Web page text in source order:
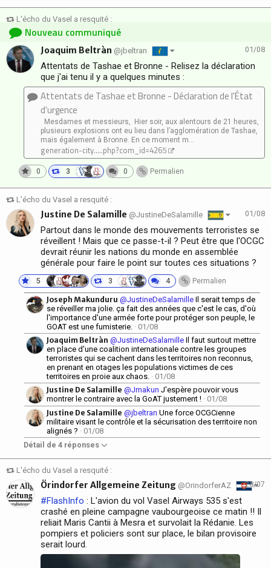
L'écho du Vasel a resquité :
Nouveau communiqué
01/08
Joaquim Beltràn @jbeltran
Attentats de Tashae et Bronne - Relisez la déclaration
que j'ai tenu il y a quelques minutes :
Attentats de Tashae et Bronne - Déclaration de l'État
d'urgence
Mesdames et messieurs, Hier soir, aux alentours de 21 heures,
plusieurs explosions ont eu lieu dans l’agglomération de Tashae,
mais également à Bronne. En ce moment m...
generation-city.....php?com_id=4265
0 3 0 Permalien
L'écho du Vasel a resquité :
01/08
Justine De Salamille @JustineDeSalamille
Partout dans le monde des mouvements terroristes se
réveillent ! Mais que ce passe-t-il ? Peut être que l'OCGC
devrait réunir les nations du monde en assemblée
générale pour faire le point sur toutes ces situations ?
5 3 4 Permalien
Joseph Makunduru @JustineDeSalamille Il serait temps de
se réveiller ma jolie. ça fait des années que c'est le cas, d'où
l'importance d'une armée forte pour protéger son peuple, le
GOAT est une fumisterie. · 01/08
Joaquim Beltràn @JustineDeSalamille Il faut surtout mettre
en place d'une coalition internationale contre les groupes
terroristes qui se cachent dans les territoires non reconnus,
en prenant en otages les populations victimes de ces
territoires en proie aux chaos. · 01/08
Justine De Salamille @Jmakun J'espère pouvoir vous
montrer le contraire avec la GoAT justement ! · 01/08
Justine De Salamille @jbeltran Une force OCGCienne
militaire visant le contrôle et la sécurisation des territoire non
alignés ? · 01/08
Détail de 4 réponses
L'écho du Vasel a resquité :
28/07
Örindorfer Allgemeine Zeitung @OrindorferAZ
#FlashInfo : L'avion du vol Vasel Airways 535 s'est
crashé en pleine campagne vaubourgeoise ce matin !! Il
reliait Maris Cantii à Mesra et survolait la Rédanie. Les
pompiers et policiers sont sur place, le bilan provisoire
serait lourd.